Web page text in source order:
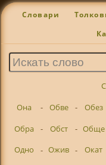
Словари
Она
- Обве - Обез
Обра
- Обст - Обще
Одно
- Ожив - Окат